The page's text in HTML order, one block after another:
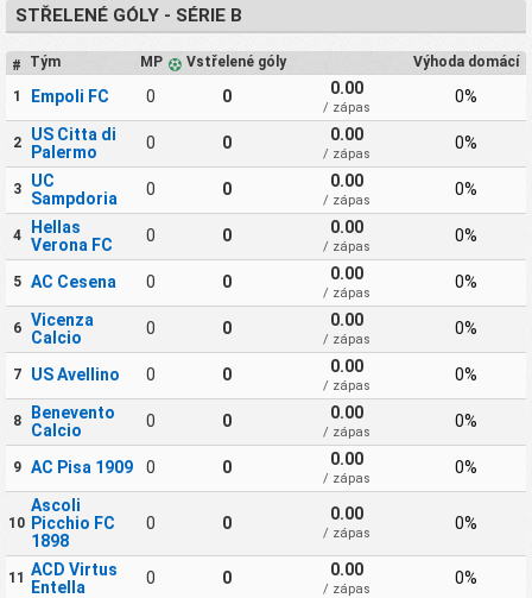
STŘELENÉ GÓLY - SÉRIE B
# Tým MP Vstřelené góly Výhoda domácí
1 Empoli FC 0 0 0.00
/ zápas
0%
2
US Citta di
Palermo
0 0 0.00
/ zápas
0%
3
UC
Sampdoria
0 0 0.00
/ zápas
0%
4
Hellas
Verona FC
0 0 0.00
/ zápas
0%
5 AC Cesena 0 0 0.00
/ zápas
0%
6
Vicenza
Calcio
0 0 0.00
/ zápas
0%
7 US Avellino 0 0 0.00
/ zápas
0%
8
Benevento
Calcio
0 0 0.00
/ zápas
0%
9 AC Pisa 1909 0 0 0.00
/ zápas
0%
10
Ascoli
Picchio FC
1898
0 0 0.00
/ zápas
0%
11 ACD Virtus
Entella
0 0 0.00
/ zápas
0%